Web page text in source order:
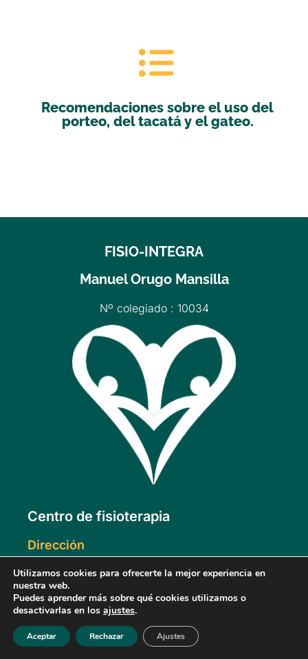
Recomendaciones sobre el uso del
porteo, del tacatá y el gateo.
FISIO-INTEGRA
Manuel Orugo Mansilla
Nº colegiado : 10034
Centro de fisioterapia
Dirección
14270
Hinojosa del Duque (Córdoba)
Datos de contacto
fisiointegramom@gmail.com
Utilizamos cookies para ofrecerte la mejor experiencia en
nuestra web.
Puedes aprender más sobre qué cookies utilizamos o
desactivarlas en los ajustes.
Aceptar Rechazar Ajustes